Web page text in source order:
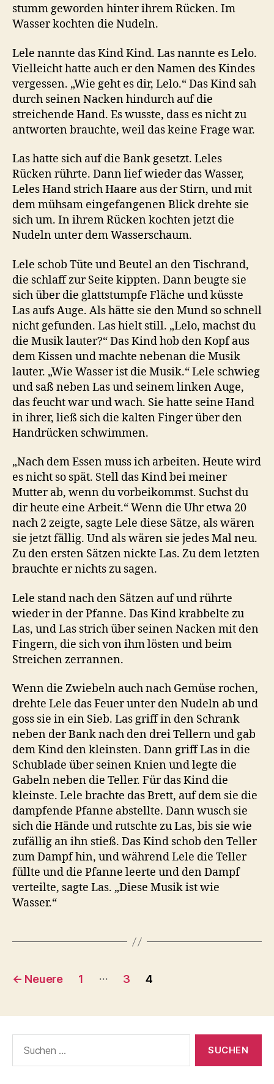
stumm geworden hinter ihrem Rücken. Im
Wasser kochten die Nudeln.
Lele nannte das Kind Kind. Las nannte es Lelo.
Vielleicht hatte auch er den Namen des Kindes
vergessen. „Wie geht es dir, Lelo.“ Das Kind sah
durch seinen Nacken hindurch auf die
streichende Hand. Es wusste, dass es nicht zu
antworten brauchte, weil das keine Frage war.
Las hatte sich auf die Bank gesetzt. Leles
Rücken rührte. Dann lief wieder das Wasser,
Leles Hand strich Haare aus der Stirn, und mit
dem mühsam eingefangenen Blick drehte sie
sich um. In ihrem Rücken kochten jetzt die
Nudeln unter dem Wasserschaum.
Lele schob Tüte und Beutel an den Tischrand,
die schlaff zur Seite kippten. Dann beugte sie
sich über die glattstumpfe Fläche und küsste
Las aufs Auge. Als hätte sie den Mund so schnell
nicht gefunden. Las hielt still. „Lelo, machst du
die Musik lauter?“ Das Kind hob den Kopf aus
dem Kissen und machte nebenan die Musik
lauter. „Wie Wasser ist die Musik.“ Lele schwieg
und saß neben Las und seinem linken Auge,
das feucht war und wach. Sie hatte seine Hand
in ihrer, ließ sich die kalten Finger über den
Handrücken schwimmen.
„Nach dem Essen muss ich arbeiten. Heute wird
es nicht so spät. Stell das Kind bei meiner
Mutter ab, wenn du vorbeikommst. Suchst du
dir heute eine Arbeit.“ Wenn die Uhr etwa 20
nach 2 zeigte, sagte Lele diese Sätze, als wären
sie jetzt fällig. Und als wären sie jedes Mal neu.
Zu den ersten Sätzen nickte Las. Zu dem letzten
brauchte er nichts zu sagen.
Lele stand nach den Sätzen auf und rührte
wieder in der Pfanne. Das Kind krabbelte zu
Las, und Las strich über seinen Nacken mit den
Fingern, die sich von ihm lösten und beim
Streichen zerrannen.
Wenn die Zwiebeln auch nach Gemüse rochen,
drehte Lele das Feuer unter den Nudeln ab und
goss sie in ein Sieb. Las griff in den Schrank
neben der Bank nach den drei Tellern und gab
dem Kind den kleinsten. Dann griff Las in die
Schublade über seinen Knien und legte die
Gabeln neben die Teller. Für das Kind die
kleinste. Lele brachte das Brett, auf dem sie die
dampfende Pfanne abstellte. Dann wusch sie
sich die Hände und rutschte zu Las, bis sie wie
zufällig an ihn stieß. Das Kind schob den Teller
zum Dampf hin, und während Lele die Teller
füllte und die Pfanne leerte und den Dampf
verteilte, sagte Las. „Diese Musik ist wie
Wasser.“
Seitennummerierung
Beiträge
← Neuere 1 … 3 4
nach: